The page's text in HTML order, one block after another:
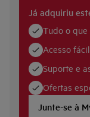
Já adquiriu
Tudo o
Acesso
Suporte e
Ofertas
Junte-se à